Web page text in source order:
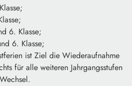
6. Klasse;
6. Klasse;
ist Ziel die Wiederaufnahme
für alle weiteren Jahrgangsstufen